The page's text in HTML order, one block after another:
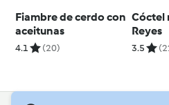
Fiambre de cerdo con
aceitunas
4.1 (20)
Cóctel
Reyes
3.5